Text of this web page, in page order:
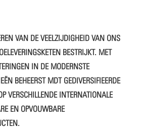
VAN DE VEELZIJDIGHEID VAN ONS
BESTRIJKT. MET
IN DE MODERNSTE
BEHEERST MDT GEDIVERSIFIEERDE
VERSCHILLENDE INTERNATIONALE
EN OPVOUWBARE